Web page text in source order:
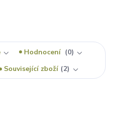
Hodnocení
0
Související zboží 2